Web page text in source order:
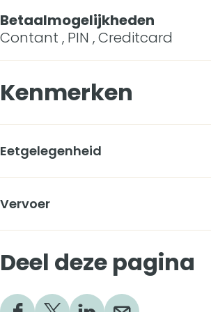
Betaalmogelijkheden
Contant , PIN , Creditcard
Kenmerken
Eetgelegenheid
Vervoer
Deel deze pagina